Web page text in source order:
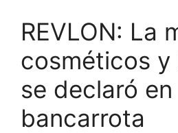
REVLON: La
cosméticos y
se declaró en
bancarrota